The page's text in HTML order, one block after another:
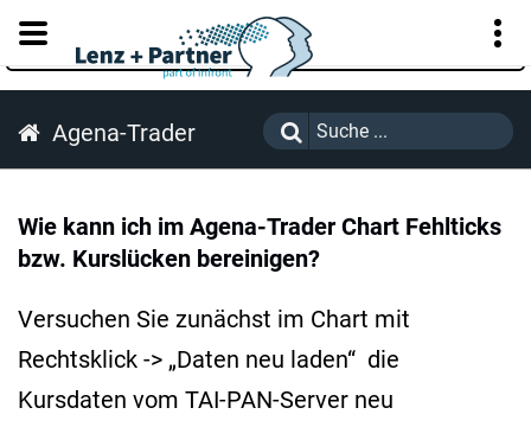
KUNDENPORTAL
Agena-Trader
Wie kann ich im Agena-Trader Chart Fehlticks
bzw. Kurslücken bereinigen?
Versuchen Sie zunächst im Chart mit
Rechtsklick -> „Daten neu laden“ die
Kursdaten vom TAI-PAN-Server neu